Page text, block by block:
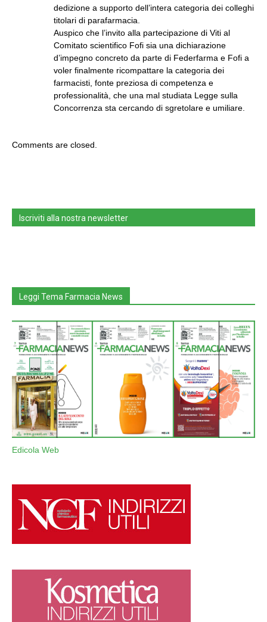
dedizione a supporto dell’intera categoria dei colleghi
titolari di parafarmacia.
Auspico che l’invito alla partecipazione di Viti al
Comitato scientifico Fofi sia una dichiarazione
d’impegno concreto da parte di Federfarma e Fofi a
voler finalmente ricompattare la categoria dei
farmacisti, fonte preziosa di competenza e
professionalità, che una mal studiata Legge sulla
Concorrenza sta cercando di sgretolare e umiliare.
Comments are closed.
Iscriviti alla nostra newsletter
Leggi Tema Farmacia News
Edicola Web